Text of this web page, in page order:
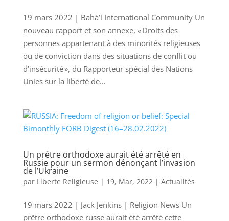
19 mars 2022 | Bahá’í International Community Un
nouveau rapport et son annexe, « Droits des
personnes appartenant à des minorités religieuses
ou de conviction dans des situations de conflit ou
d’insécurité », du Rapporteur spécial des Nations
Unies sur la liberté de...
Un prêtre orthodoxe aurait été arrêté en
Russie pour un sermon dénonçant l’invasion
de l’Ukraine
par Liberte Religieuse | 19, Mar, 2022| Actualités
19 mars 2022 | Jack Jenkins | Religion News Un
prêtre orthodoxe russe aurait été arrêté cette